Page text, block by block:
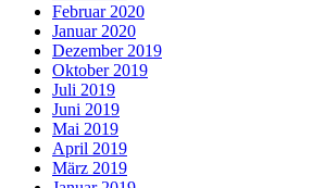
Februar 2020
Januar 2020
Dezember 2019
Oktober 2019
Juli 2019
Juni 2019
Mai 2019
April 2019
März 2019